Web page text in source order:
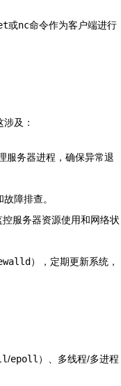
或nc命令作为客户端进行
及：
服务器进程，确保异常退
障排查。
控服务器资源使用和网络状
），定期更新系统，
/epoll ）、多线程/多进程